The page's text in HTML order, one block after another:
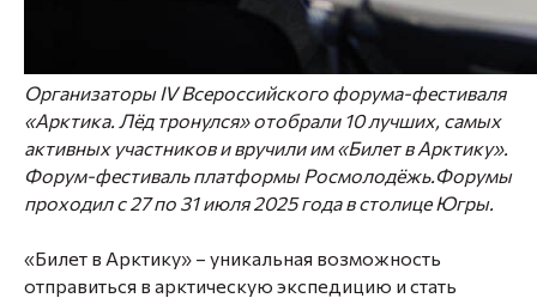
Организаторы IV Всероссийского форума-фестиваля
«Арктика. Лёд тронулся» отобрали 10 лучших, самых
активных участников и вручили им «Билет в Арктику».
Форум-фестиваль платформы Росмолодёжь.Форумы
проходил с 27 по 31 июля 2025 года в столице Югры.
«Билет в Арктику» – уникальная возможность
отправиться в арктическую экспедицию и стать